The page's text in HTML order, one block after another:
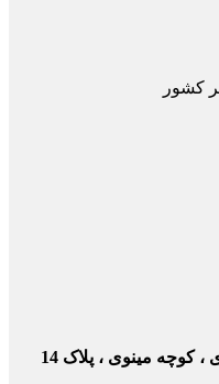
مینوی ، پلاک 14